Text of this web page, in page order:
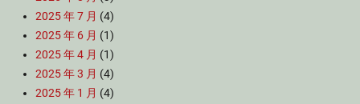
2025 年 7 月 (4)
2025 年 6 月 (1)
2025 年 4 月 (1)
2025 年 3 月 (4)
2025 年 1 月 (4)